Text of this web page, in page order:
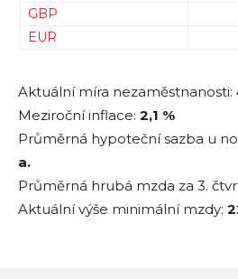
GBP
EUR
Aktuální míra nezaměstnanosti:
Meziroční inflace: 2,1 %
Průměrná hypoteční sazba u
a.
Průměrná hrubá mzda za 3.
Aktuální výše minimální mzdy: